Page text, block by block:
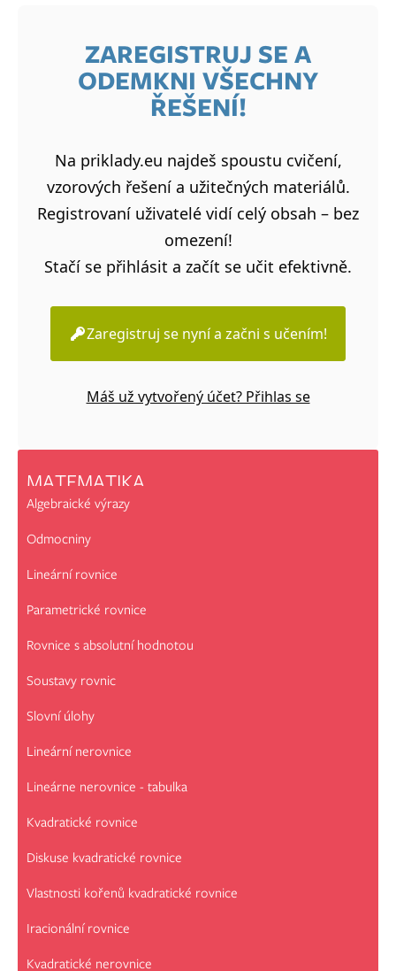
ZAREGISTRUJ SE A
ODEMKNI VŠECHNY
ŘEŠENÍ!
Na priklady.eu najdeš spoustu cvičení,
vzorových řešení a užitečných materiálů.
Registrovaní uživatelé vidí celý obsah – bez
omezení!
Stačí se přihlásit a začít se učit efektivně.
Zaregistruj se nyní a začni s učením!
Máš už vytvořený účet? Přihlas se
MATEMATIKA
Algebraické výrazy
Odmocniny
Lineární rovnice
Parametrické rovnice
Rovnice s absolutní hodnotou
Soustavy rovnic
Slovní úlohy
Lineární nerovnice
Lineárne nerovnice - tabulka
Kvadratické rovnice
Diskuse kvadratické rovnice
Vlastnosti kořenů kvadratické rovnice
Iracionální rovnice
Kvadratické nerovnice